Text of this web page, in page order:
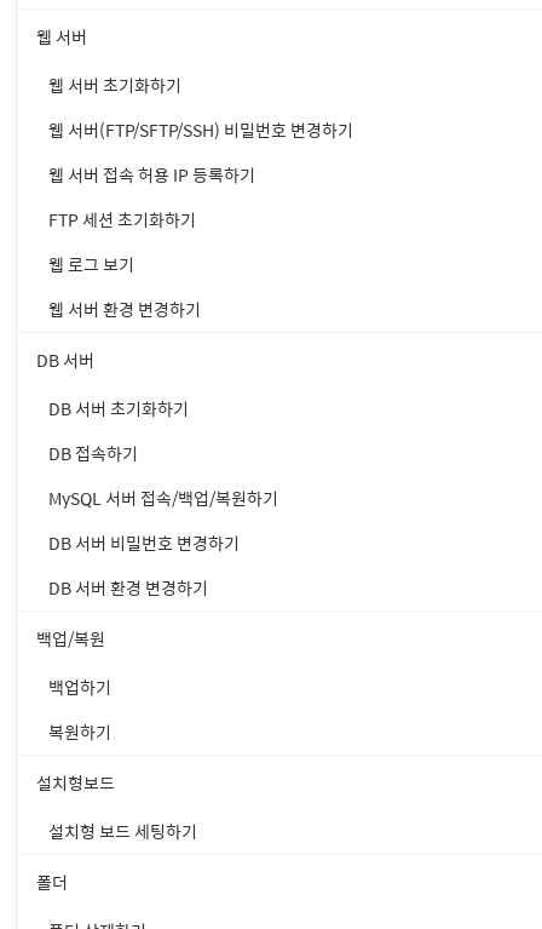
웹 서버
웹 서버 초기화하기
웹 서버(FTP/SFTP/SSH) 비밀번호 변경하기
웹 서버 접속 허용 IP 등록하기
FTP 세션 초기화하기
웹 로그 보기
웹 서버 환경 변경하기
DB 서버
DB 서버 초기화하기
DB 접속하기
MySQL 서버 접속/백업/복원하기
DB 서버 비밀번호 변경하기
DB 서버 환경 변경하기
백업/복원
백업하기
복원하기
설치형보드
설치형 보드 세팅하기
폴더